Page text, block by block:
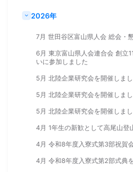
2026年
7月 世田谷区富山県人会 総会・
6月 東京富山県人会連合会 創立
いに参加しました
5月 北陸企業研究会を開催しま
5月 北陸企業研究会を開催しま
5月 北陸企業研究会を開催しま
4月 1年生の新歓として高尾山登
4月 令和8年度入寮式第3部祝賀
4月 令和8年度入寮式第2部式典